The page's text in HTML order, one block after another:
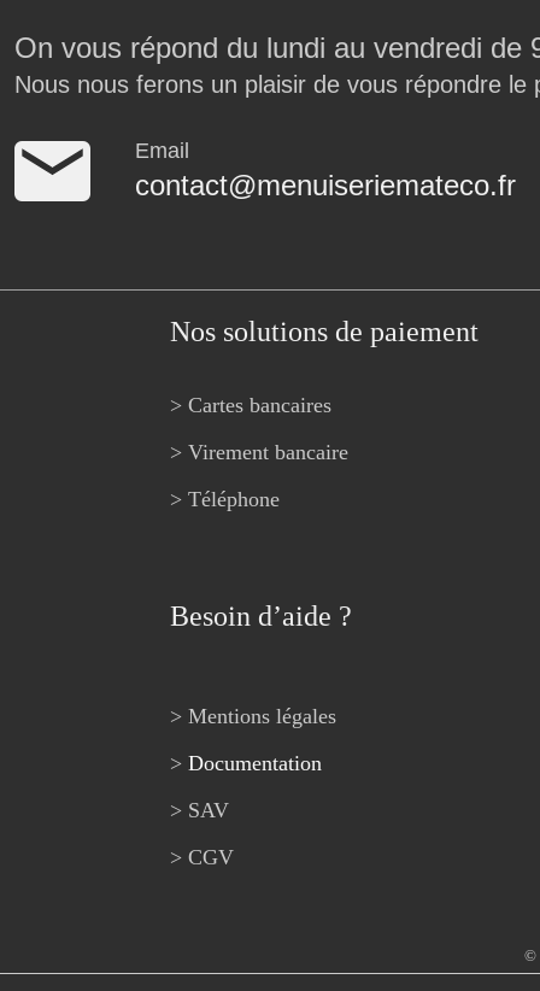
On vous répond du lundi au vendredi
Nous nous ferons un plaisir de vous répondre le
Email
contact@menuiseriemateco.fr
Nos solutions de paiement
> Cartes bancaires
> Virement bancaire
> Téléphone
Besoin d’aide ?
> Mentions légales
> Documentation
> SAV
> CGV
©